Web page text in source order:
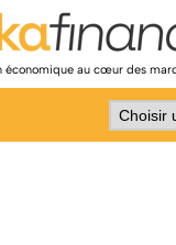
économique au cœur des